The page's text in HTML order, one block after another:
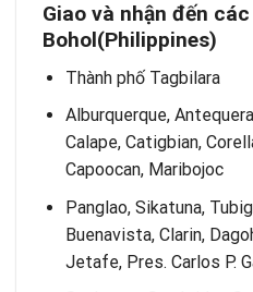
Giao và nhận đến các
Bohol(Philippines)
Thành phố Tagbilara
Alburquerque,
Calape, Catigbian,
Capoocan, Maribojoc
Panglao, Sikatuna,
Buenavista, Clarin,
Jetafe, Pres. Carlos P.